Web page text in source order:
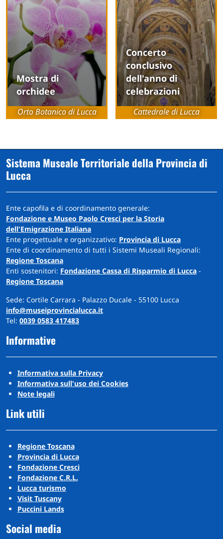
Mostra di
orchidee
Orto Botanico di Lucca
Concerto
conclusivo
dell'anno di
celebrazioni
Cattedrale di Lucca
Sistema Museale Territoriale della Provincia di
Lucca
Ente capofila e di coordinamento generale:
Fondazione e Museo Paolo Cresci per la Storia
dell'Emigrazione Italiana
Ente progettuale e organizzativo: Provincia di Lucca
Ente di coordinamento di tutti i Sistemi Museali Regionali:
Regione Toscana
Enti sostenitori: Fondazione Cassa di Risparmio di Lucca -
Regione Toscana
Sede: Cortile Carrara - Palazzo Ducale - 55100 Lucca
info@museiprovincialucca.it
Tel: 0039 0583 417483
Informative
Informativa sulla Privacy
Informativa sull'uso dei Cookies
Note legali
Link utili
Regione Toscana
Provincia di Lucca
Fondazione Cresci
Fondazione C.R.L.
Lucca turismo
Visit Tuscany
Puccini Lands
Social media